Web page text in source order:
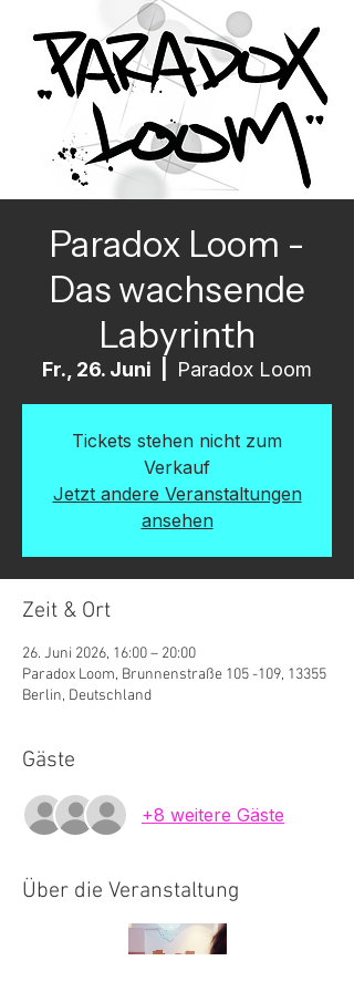
Paradox Loom -
Das wachsende
Labyrinth
Fr., 26. Juni Paradox Loom
Tickets stehen nicht zum
Verkauf
Jetzt andere Veranstaltungen
ansehen
Zeit & Ort
26. Juni 2026, 16:00 – 20:00
Paradox Loom, Brunnenstraße 105 -109, 13355
Berlin, Deutschland
Gäste
+8 weitere Gäste
Über die Veranstaltung